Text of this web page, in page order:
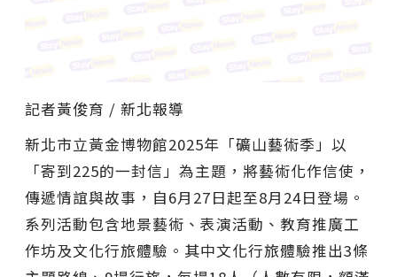
記者黃俊育 / 新北報導
新北市立黃金博物館2025年「礦山藝術季」以
「寄到225的一封信」為主題，將藝術化作信使，
傳遞情誼與故事，自6月27日起至8月24日登場。
系列活動包含地景藝術、表演活動、教育推廣工
作坊及文化行旅體驗。其中文化行旅體驗推出3條